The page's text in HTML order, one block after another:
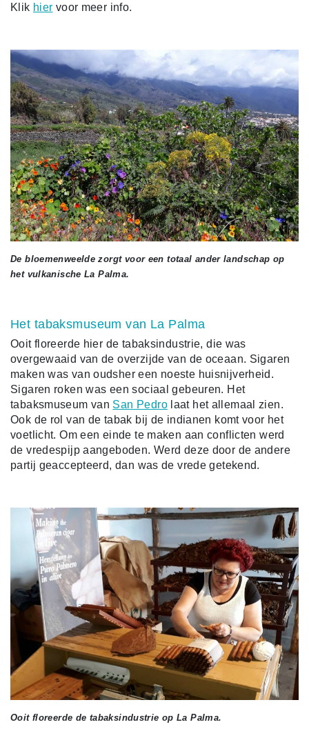
Klik hier voor meer info.
De bloemenweelde zorgt voor een totaal ander landschap op
het vulkanische La Palma.
Het tabaksmuseum van La Palma
Ooit floreerde hier de tabaksindustrie, die was
overgewaaid van de overzijde van de oceaan. Sigaren
maken was van oudsher een noeste huisnijverheid.
Sigaren roken was een sociaal gebeuren. Het
tabaksmuseum van San Pedrolaat het allemaal zien.
Ook de rol van de tabak bij de indianen komt voor het
voetlicht. Om een einde te maken aan conflicten werd
de vredespijp aangeboden. Werd deze door de andere
partij geaccepteerd, dan was de vrede getekend.
Ooit floreerde de tabaksindustrie op La Palma.